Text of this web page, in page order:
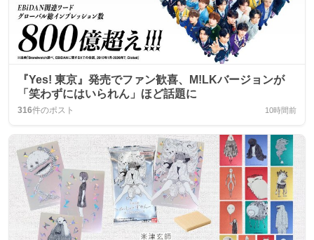
『Yes! 東京』発売でファン歓喜、M!LKバージョンが
「笑わずにはいられん」ほど話題に
316件のポスト 10時間前